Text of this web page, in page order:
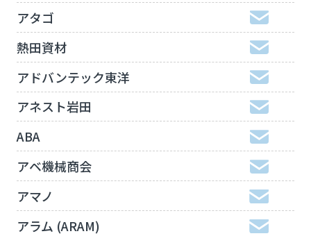
アタゴ
熱田資材
アドバンテック東洋
アネスト岩田
ABA
アベ機械商会
アマノ
アラム (ARAM)